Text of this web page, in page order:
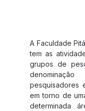
A Faculdade
tem as
grupos de
pesquisadores
em torno de
determinada